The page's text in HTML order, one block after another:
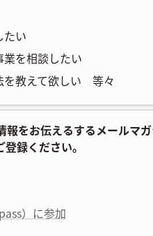
たい
を相談したい
を教えて欲しい 等々
をお伝えるするメールマ
録ください。
）に参加